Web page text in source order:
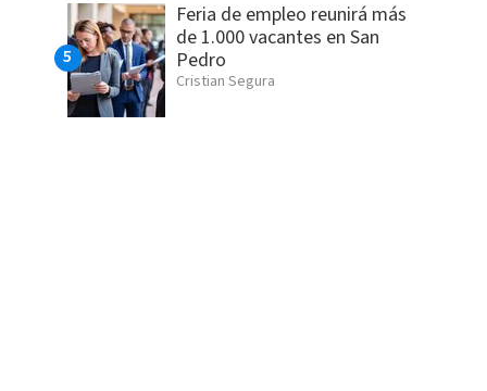
Feria de empleo reunirá más
de 1.000 vacantes en San
Pedro
Cristian Segura